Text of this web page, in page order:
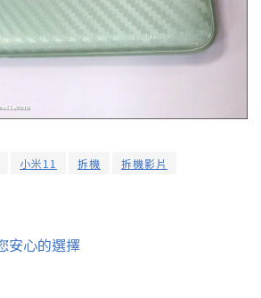
小米11 拆機 拆機影片
安心的選擇